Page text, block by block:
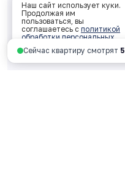
Сейчас квартиру смотрят 5
Наш сайт использует куки.
Продолжая им
пользоваться, вы
соглашаетесь с политикой
обработки персональных
данных